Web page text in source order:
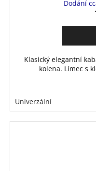
Dodání
Klasický elegantní
kolena. Límec s
Univerzální